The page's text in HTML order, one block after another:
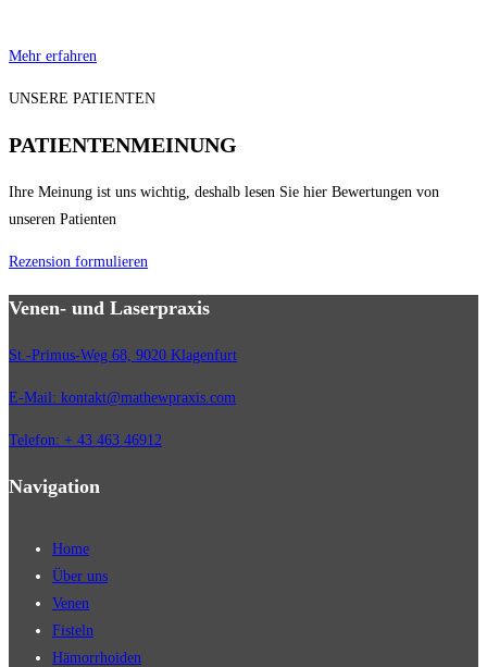
Mehr erfahren
UNSERE PATIENTEN
PATIENTENMEINUNG
Ihre Meinung ist uns wichtig, deshalb lesen Sie hier Bewertungen von
unseren Patienten
Rezension formulieren
Venen- und Laserpraxis
St.-Primus-Weg 68, 9020 Klagenfurt
E-Mail: kontakt@mathewpraxis.com
Telefon: + 43 463 46912
Navigation
Home
Über uns
Venen
Fisteln
Hämorrhoiden